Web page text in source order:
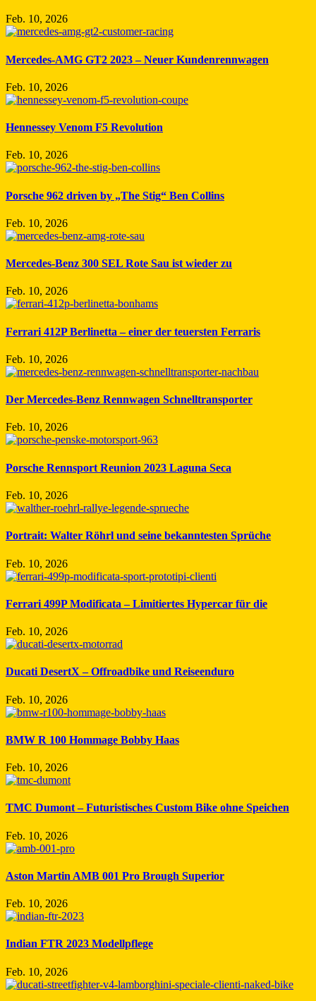
Feb. 10, 2026
Mercedes-AMG GT2 2023 – Neuer Kundenrennwagen
Feb. 10, 2026
Hennessey Venom F5 Revolution
Feb. 10, 2026
Porsche 962 driven by „The Stig“ Ben Collins
Feb. 10, 2026
Mercedes-Benz 300 SEL Rote Sau ist wieder zu
Feb. 10, 2026
Ferrari 412P Berlinetta – einer der teuersten Ferraris
Feb. 10, 2026
Der Mercedes-Benz Rennwagen Schnelltransporter
Feb. 10, 2026
Porsche Rennsport Reunion 2023 Laguna Seca
Feb. 10, 2026
Portrait: Walter Röhrl und seine bekanntesten Sprüche
Feb. 10, 2026
Ferrari 499P Modificata – Limitiertes Hypercar für die
Feb. 10, 2026
Ducati DesertX – Offroadbike und Reiseenduro
Feb. 10, 2026
BMW R 100 Hommage Bobby Haas
Feb. 10, 2026
TMC Dumont – Futuristisches Custom Bike ohne Speichen
Feb. 10, 2026
Aston Martin AMB 001 Pro Brough Superior
Feb. 10, 2026
Indian FTR 2023 Modellpflege
Feb. 10, 2026